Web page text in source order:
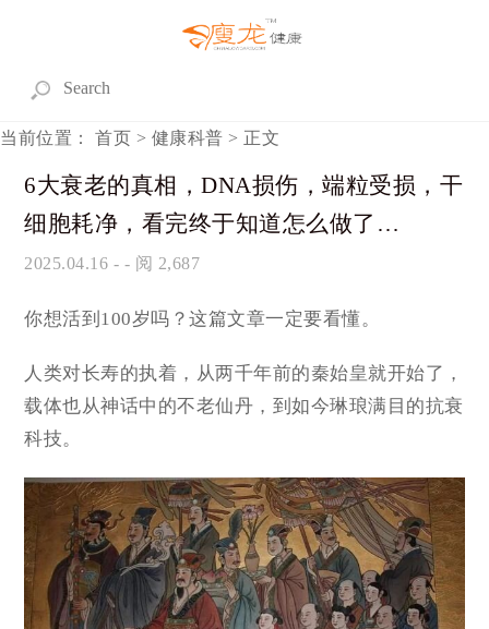
当前位置： 首页 > 健康科普 > 正文
6大衰老的真相，DNA损伤，端粒受损，干
细胞耗净，看完终于知道怎么做了…
2025.04.16 - - 阅 2,687
你想活到100岁吗？这篇文章一定要看懂。
人类对长寿的执着，从两千年前的秦始皇就开始了，
载体也从神话中的不老仙丹，到如今琳琅满目的抗衰
科技。